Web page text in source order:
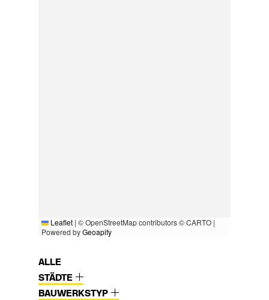
Leaflet | © OpenStreetMap contributors © CARTO |
Powered byGeoapify
ALLE
STÄDTE
BAUWERKSTYP